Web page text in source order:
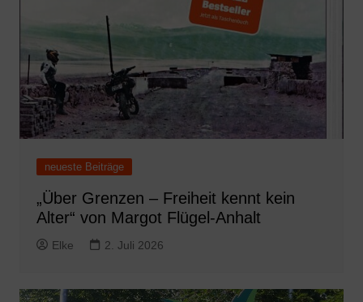
neueste Beiträge
„Über Grenzen – Freiheit kennt kein
Alter“ von Margot Flügel-Anhalt
Elke 2. Juli 2026